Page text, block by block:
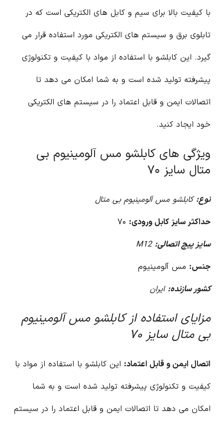
با کیفیت بالا برای سیم و کابل های الکتریکی است که در
تابلوی برق و سیستم های الکتریکی مورد استفاده قرار می
گیرد. این کابلشو با استفاده از مواد با کیفیت و تکنولوژی
پیشرفته تولید شده است و به شما امکان می دهد تا
اتصالات ایمن و قابل اعتماد را در سیستم های الکتریکی
خود ایجاد کنید.
ویژگی های کابلشو مس آلومینیوم بی
متال سایز ۷۰
نوع:کابلشو مس آلومینیوم بی متال
حداکثر سایز کابل ورودی:
سایز پیچ اتصالی: M12
جنس: مس آلومینیوم
کشور سازنده: ایران
مزایای استفاده از کابلشو مس آلومینیوم
بی متال سایز ۷۰
اتصال ایمن و قابل اعتماد: این کابلشو با استفاده از مواد با
کیفیت و تکنولوژی پیشرفته تولید شده است و به شما
امکان می دهد تا اتصالات ایمن و قابل اعتماد را در سیستم